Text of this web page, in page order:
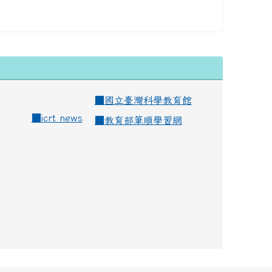
國立臺灣科學教育館
icrt news
教育部筆順學習網